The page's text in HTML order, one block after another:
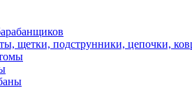
щетки, подструнники, цепочки,